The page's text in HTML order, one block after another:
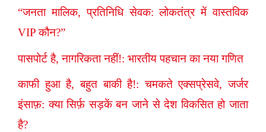
“जनता मालिक, प्रतिनिधि सेवक: लोकतंत्र में वास्तविक
VIP कौन?”
पासपोर्ट है, नागरिकता नहीं!: भारतीय पहचान का नया गणित
काफी हुआ है, बहुत बाकी है!: चमकते एक्सप्रेसवे, जर्जर
इंसाफ़: क्या सिर्फ़ सड़कें बन जाने से देश विकसित हो जाता
है?